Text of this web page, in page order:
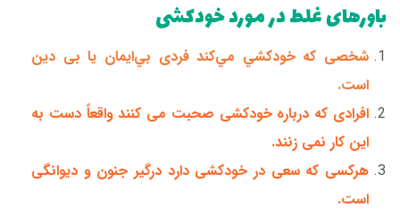
باورهای غلط در مورد خودکشی
شخصی که خودکشي مي‌کند فردی بي‌ايمان یا بی دین
است.
افرادی که درباره خودکشی صحبت می کنند واقعاً دست به
این کار نمی زنند.
هرکسی که سعی در خودکشی دارد درگیر جنون و دیوانگی
است.